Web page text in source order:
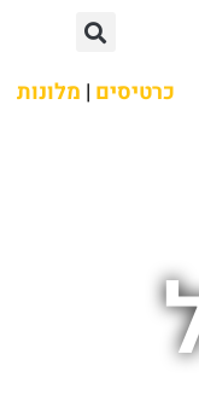
כרטיסים | מלונות